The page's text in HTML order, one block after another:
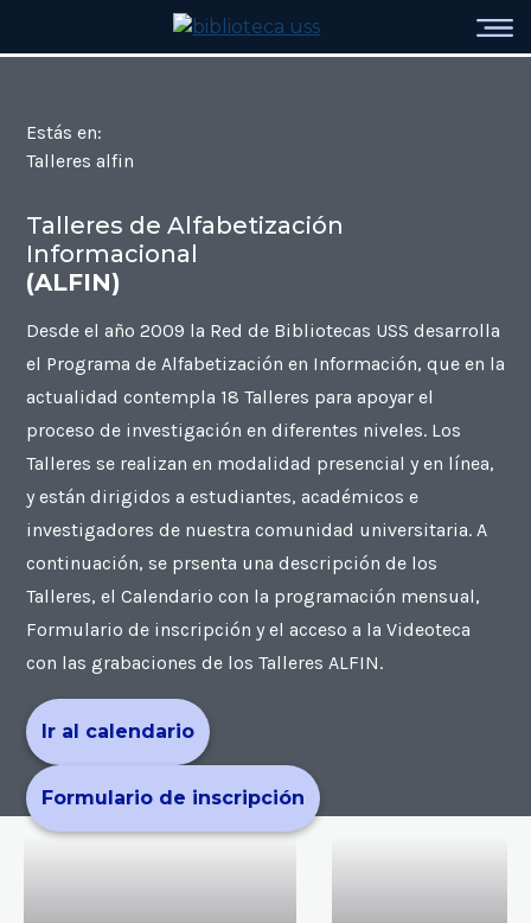
Estás en:
Talleres alfin
Talleres de Alfabetización
Informacional
(ALFIN)
Desde el año 2009 la Red de Bibliotecas USS desarrolla
el Programa de Alfabetización en Información, que en la
actualidad contempla 18 Talleres para apoyar el
proceso de investigación en diferentes niveles. Los
Talleres se realizan en modalidad presencial y en línea,
y están dirigidos a estudiantes, académicos e
investigadores de nuestra comunidad universitaria. A
continuación, se prsenta una descripción de los
Talleres, el Calendario con la programación mensual,
Formulario de inscripción y el acceso a la Videoteca
con las grabaciones de los Talleres ALFIN.
Ir al calendario
Formulario de inscripción